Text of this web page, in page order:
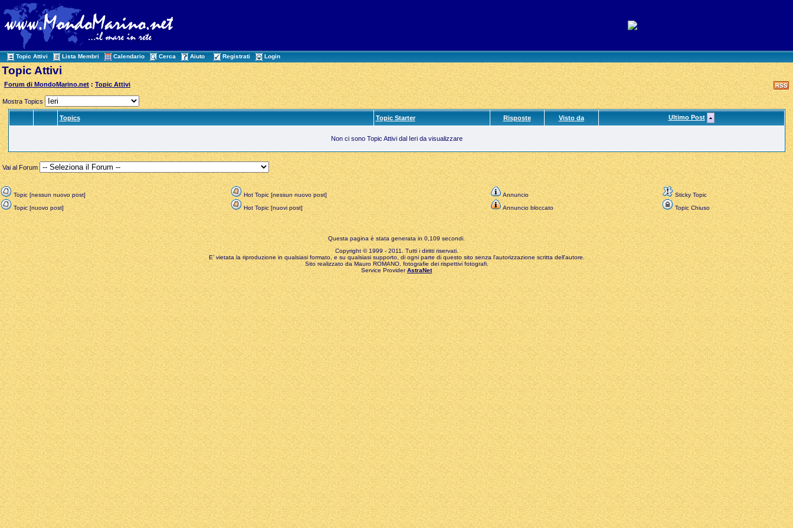
Topic Attivi Lista Membri Calendario Cerca Aiuto Registrati Login
Topic Attivi
Forum di MondoMarino.net :Topic Attivi
Mostra Topics
Topics Topic Starter Risposte Visto da Ultimo Post
Non ci sono Topic Attivi dal Ieri da visualizzare
Vai al Forum
Topic [nessun nuovo post] Hot Topic [nessun nuovo post] Annuncio
Sticky Topic
Topic [nuovo post]
Hot Topic [nuovi post] Annuncio bloccato Topic Chiuso
Questa pagina è stata generata in 0,109 secondi.
Copyright © 1999 - 2011. Tutti i diritti riservati.
E' vietata la riproduzione in qualsiasi formato, e su qualsiasi supporto, di ogni parte di questo sito senza l'autorizzazione scritta dell'autore.
Sito realizzato da Mauro ROMANO, fotografie dei rispettivi fotografi.
Service ProviderAstraNet